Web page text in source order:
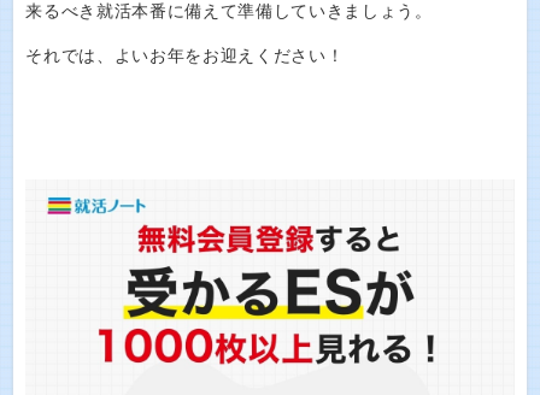
来るべき就活本番に備えて準備していきましょう。
それでは、よいお年をお迎えください！